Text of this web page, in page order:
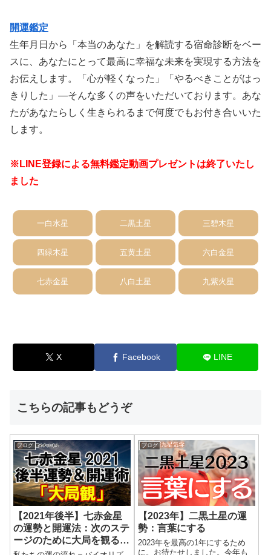
開運鑑定
生年月日から「本当のあなた」を解読する宿命診断をベー
スに、あなたにとって最高に幸福な未来を実現する方法を
お伝えします。「心が軽くなった」「やるべきことがはっ
きりした」―そんな多くの声をいただいております。あな
たがあなたらしく生きられるまで何度でもお付き合いいた
します。
※LINE登録による無料鑑定動画プレゼントは終了いたし
ました
一白水星 二黒土星 三碧木星
四緑木星 五黄土星 六白金星
七赤金星 八白土星 九紫火星
X Facebook LINE
こちらの記事もどうぞ
ブログ
【2021年後半】七赤金星
の運勢と開運法：次のステ
ージのために大局を観る力
を
ブログ
【2023年】二黒土星の運
勢：言葉にする
2023年を最高の1年にするため
に。お待たせしました。今年も